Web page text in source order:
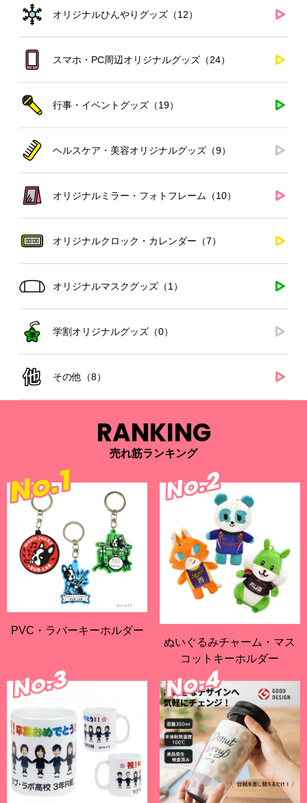
オリジナルひんやりグッズ（12）
スマホ・PC周辺オリジナルグッズ（24）
行事・イベントグッズ（19）
ヘルスケア・美容オリジナルグッズ（9）
オリジナルミラー・フォトフレーム（10）
オリジナルクロック・カレンダー（7）
オリジナルマスクグッズ（1）
学割オリジナルグッズ（0）
その他（8）
RANKING
売れ筋ランキング
PVC・ラバーキーホルダー
ぬいぐるみチャーム・マス
コットキーホルダー